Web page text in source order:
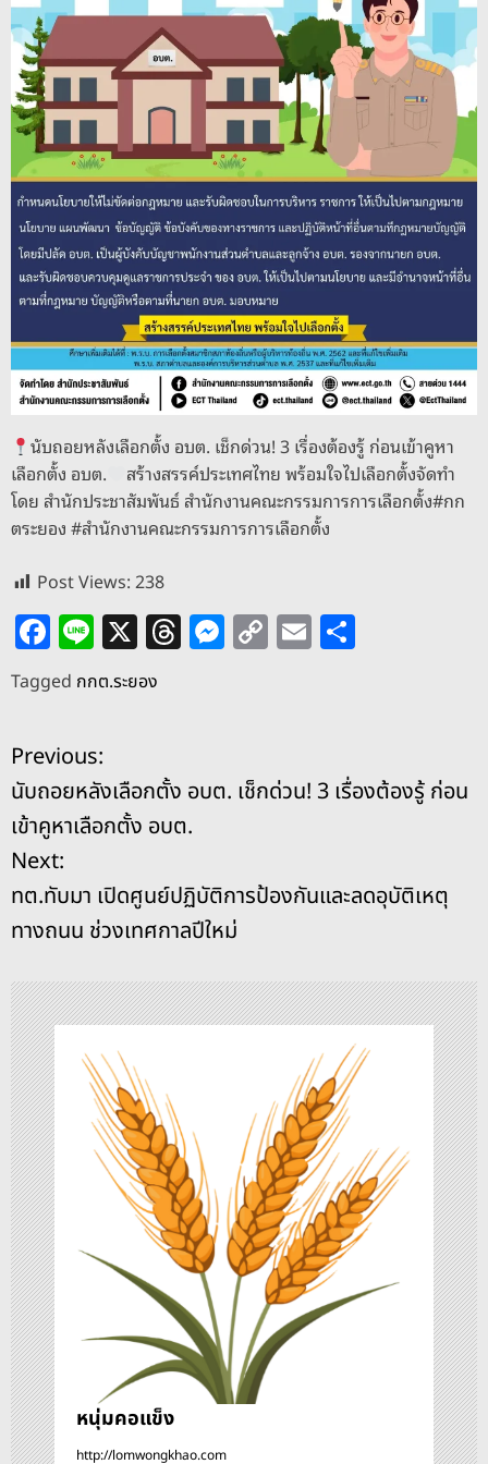
นับถอยหลังเลือกตั้ง อบต. เช็กด่วน! 3 เรื่องต้องรู้ ก่อนเข้าคูหา
เลือกตั้ง อบต.
สร้างสรรค์ประเทศไทย พร้อมใจไปเลือกตั้งจัดทำ
โดย สำนักประชาสัมพันธ์ สำนักงานคณะกรรมการการเลือกตั้ง#กก
ตระยอง #สำนักงานคณะกรรมการการเลือกตั้ง
Post Views:238
F
a
c
e
b
o
o
k
Li
n
e
X T
h
d
s
M
e
g
C
o
Li
n
E
m
Tagged กกต.ระยอง
แ
น
ะ
แ
น
ว
เ
รื่
อ
ง
Previous:
นับถอยหลังเลือกตั้ง อบต. เช็กด่วน! 3 เรื่องต้องรู้ ก่อน
เข้าคูหาเลือกตั้ง อบต.
Next:
ทต.ทับมา เปิดศูนย์ปฏิบัติการป้องกันและลดอุบัติเหตุ
ทางถนน ช่วงเทศกาลปีใหม่
หนุ่มคอแข็ง
http://lomwongkhao.com